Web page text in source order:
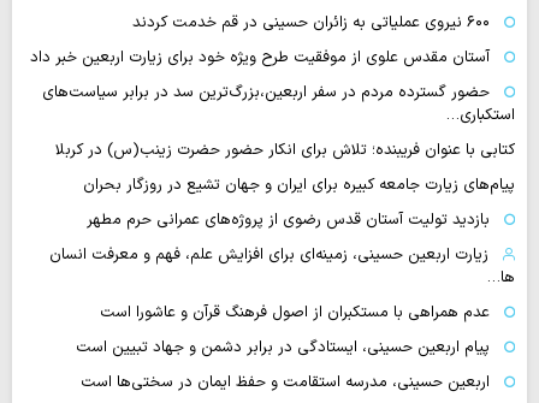
۶۰۰ نیروی عملیاتی به زائران حسینی در قم خدمت کردند
آستان مقدس علوی از موفقیت طرح ویژه خود برای زیارت اربعین خبر داد
حضور گسترده مردم در سفر اربعین،بزرگ‌ترین سد در برابر سیاست‌های
استکباری…
کتابی با عنوان فریبنده؛ تلاش برای انکار حضور حضرت زینب(س) در کربلا
پیام‌های زیارت جامعه کبیره برای ایران و جهان تشیع در روزگار بحران
بازدید تولیت آستان قدس رضوی از پروژه‌های عمرانی حرم مطهر
زیارت اربعین حسینی، زمینه‌ای برای افزایش علم، فهم و معرفت انسان
ها…
عدم همراهی با مستکبران از اصول فرهنگ قرآن و عاشورا است
پیام اربعین حسینی، ایستادگی در برابر دشمن و جهاد تبیین است
اربعین حسینی، مدرسه استقامت و حفظ ایمان در سختی‌ها است